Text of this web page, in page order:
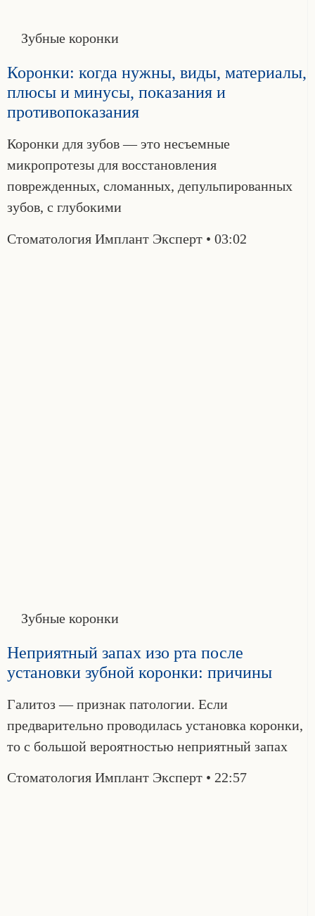
Зубные коронки
Коронки: когда нужны, виды, материалы,
плюсы и минусы, показания и
противопоказания
Коронки для зубов — это несъемные
микропротезы для восстановления
поврежденных, сломанных, депульпированных
зубов, с глубокими
Стоматология Имплант Эксперт 03:02
Зубные коронки
Неприятный запах изо рта после
установки зубной коронки: причины
Галитоз — признак патологии. Если
предварительно проводилась установка коронки,
то с большой вероятностью неприятный запах
Стоматология Имплант Эксперт 22:57